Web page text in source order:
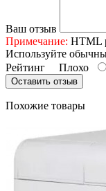
Ваш отзыв
Примечание: HTML
Используйте
Рейтинг Плохо
Оставить отзыв
Похожие товары